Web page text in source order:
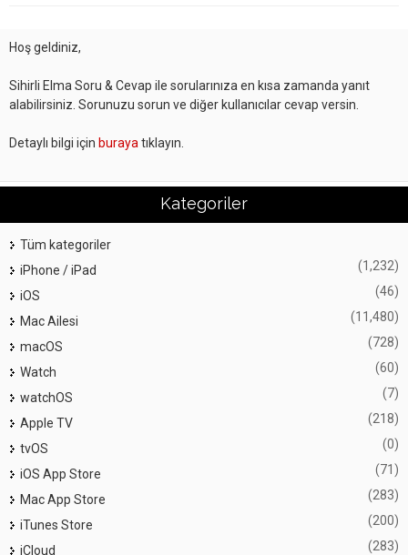
Hoş geldiniz,
Sihirli Elma Soru & Cevap ile sorularınıza en kısa zamanda yanıt
alabilirsiniz. Sorunuzu sorun ve diğer kullanıcılar cevap versin.
Detaylı bilgi için buraya tıklayın.
Kategoriler
Tüm kategoriler
iPhone / iPad
(1,232)
iOS (46)
Mac Ailesi (11,480)
macOS (728)
Watch (60)
watchOS (7)
Apple TV (218)
tvOS (0)
iOS App Store (71)
Mac App Store (283)
iTunes Store (200)
iCloud (283)